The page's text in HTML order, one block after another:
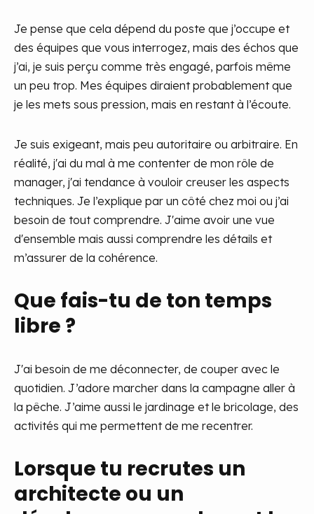
Je pense que cela dépend du poste que j’occupe et
des équipes que vous interrogez, mais des échos que
j’ai, je suis perçu comme très engagé, parfois même
un peu trop. Mes équipes diraient probablement que
je les mets sous pression, mais en restant à l’écoute.
Je suis exigeant, mais peu autoritaire ou arbitraire. En
réalité, j'ai du mal à me contenter de mon rôle de
manager, j'ai tendance à vouloir creuser les aspects
techniques. Je l’explique par un côté chez moi ou j’ai
besoin de tout comprendre. J'aime avoir une vue
d'ensemble mais aussi comprendre les détails et
m’assurer de la cohérence.
Que fais-tu de ton temps
libre ?
J'ai besoin de me déconnecter, de couper avec le
quotidien. J’adore marcher dans la campagne aller à
la pêche. J’aime aussi le jardinage et le bricolage, des
activités qui me permettent de me recentrer.
Lorsque tu recrutes un
architecte ou un